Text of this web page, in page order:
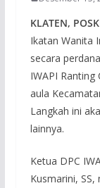
KLATEN,
Ikatan Wanita
secara
IWAPI
aula
Langkah ini
lainnya.
Ketua DPC
Kusmarini,